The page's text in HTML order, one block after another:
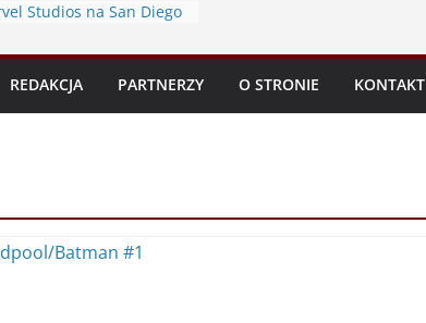
Studios na San Diego
2026 – Ważne daty
Spider-Man: Martwy
2” (Tom 6) – Recenzja
2026 – Niezbędnik
REDAKCJA PARTNERZY O STRONIE KONTAKT